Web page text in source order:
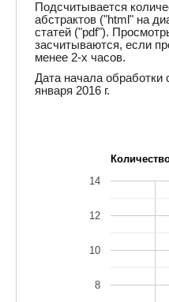
Подсчитывается
абстрактов ("html" на
статей ("pdf").
засчитываются, если
менее 2-х часов.
Дата начала обработки
января 2016 г.
8
10
12
14